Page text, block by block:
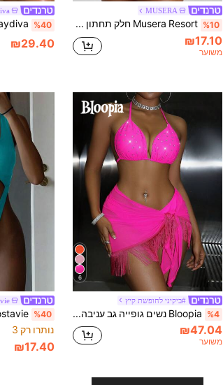
MUSERA
%10 Musera Resort חלק תחתון ביקיני חצוף עם רצועות עבות, חופשה, קיץ, טיולים, בגדי ים, בסיס, בגד ים, צבע אחיד, ריזורט, ליבה
₪17.10
משוער
%40
₪29.40
6
#ביקיני לחופשת קיץ
%4 Bloopia נשים גופייה גב עניבה חזייה & משולש תַחתִית סט ביקיני עם ציצית קישוטים , ביחד עם פרטי ציצית קשר לשחות חצאיות
₪47.04
משוער
%40
נותרו רק 3
₪17.40